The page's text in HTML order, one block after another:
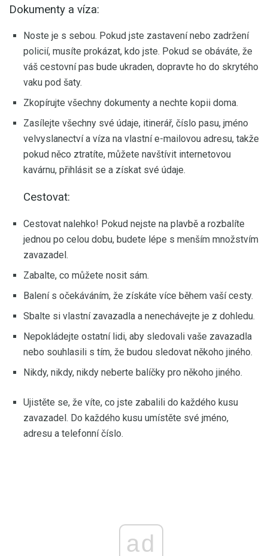
Dokumenty a víza:
Noste je s sebou. Pokud jste zastavení nebo zadržení
policií, musíte prokázat, kdo jste. Pokud se obáváte, že
váš cestovní pas bude ukraden, dopravte ho do skrytého
vaku pod šaty.
Zkopírujte všechny dokumenty a nechte kopii doma.
Zasílejte všechny své údaje, itinerář, číslo pasu, jméno
velvyslanectví a víza na vlastní e-mailovou adresu, takže
pokud něco ztratíte, můžete navštívit internetovou
kavárnu, přihlásit se a získat své údaje.
Cestovat:
Cestovat nalehko! Pokud nejste na plavbě a rozbalíte
jednou po celou dobu, budete lépe s menším množstvím
zavazadel.
Zabalte, co můžete nosit sám.
Balení s očekáváním, že získáte více během vaší cesty.
Sbalte si vlastní zavazadla a nenechávejte je z dohledu.
Nepokládejte ostatní lidi, aby sledovali vaše zavazadla
nebo souhlasili s tím, že budou sledovat někoho jiného.
Nikdy, nikdy, nikdy neberte balíčky pro někoho jiného.
Ujistěte se, že víte, co jste zabalili do každého kusu
zavazadel. Do každého kusu umístěte své jméno,
adresu a telefonní číslo.
ad